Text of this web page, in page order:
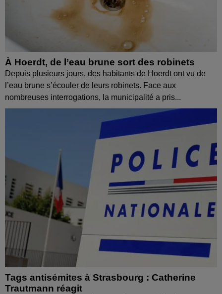
À Hoerdt, de l’eau brune sort des robinets
Depuis plusieurs jours, des habitants de Hoerdt ont vu de
l’eau brune s’écouler de leurs robinets. Face aux
nombreuses interrogations, la municipalité a pris...
Tags antisémites à Strasbourg : Catherine
Trautmann réagit